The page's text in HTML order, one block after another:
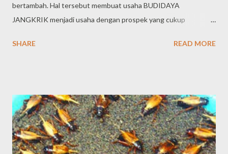
bertambah. Hal tersebut membuat usaha BUDIDAYA
JANGKRIK menjadi usaha dengan prospek yang cukup
Langkahnya juga tdk susah, Anda cuma butuh sabar dalam
JANGKRIK . Meskipun terdengar enteng, nyata-nyatanya
memanen jangkrik punya ketentuan serta langkah sendiri biar
selanjutnya tdk mengundang kerugian dikarenakan jangkrik mati
atau stress (sakit) yg jadikan jangkrik tdk memiliki kualitas. Oleh
SHARE READ MORE